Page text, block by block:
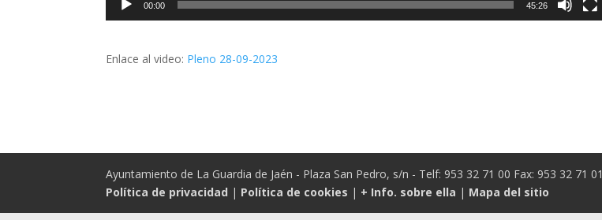
00:00 45:26
Enlace al video: Pleno 28-09-2023
Ayuntamiento de La Guardia de Jaén - Plaza San Pedro, s/n - Telf: 953 32 71 00 Fax: 953 32 71 01
Política de privacidad | Política de cookies | + Info. sobre ella | Mapa del sitio